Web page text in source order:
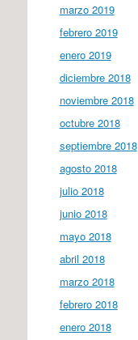
marzo 2019
febrero 2019
enero 2019
diciembre 2018
noviembre 2018
octubre 2018
septiembre 2018
agosto 2018
julio 2018
junio 2018
mayo 2018
abril 2018
marzo 2018
febrero 2018
enero 2018